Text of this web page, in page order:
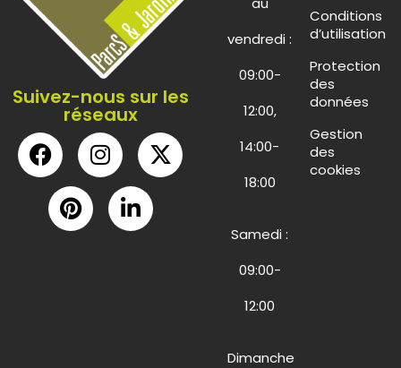
Suivez-nous sur les
réseaux
vendredi :
09:00-
12:00,
14:00-
18:00
Samedi :
09:00-
12:00
Dimanche
Conditions
d’utilisation
Protection
des
données
Gestion
des
cookies